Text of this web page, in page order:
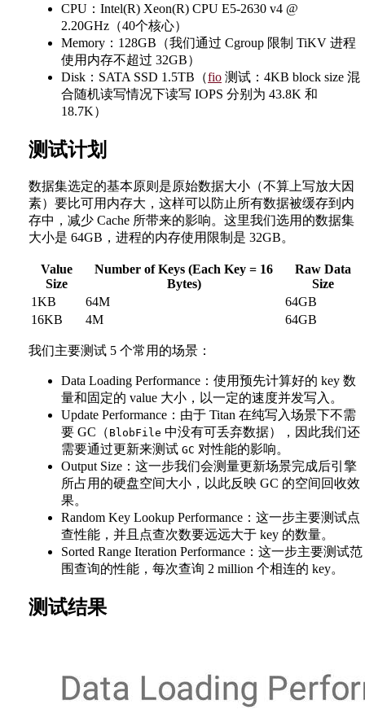
CPU：Intel(R) Xeon(R) CPU E5-2630 v4 @
2.20GHz（40个核心）
Memory：128GB（我们通过 Cgroup 限制 TiKV 进程
使用内存不超过 32GB）
Disk：SATA SSD 1.5TB（fio 测试：4KB block size 混
合随机读写情况下读写 IOPS 分别为 43.8K 和
18.7K）
测试计划
数据集选定的基本原则是原始数据大小（不算上写放大因
素）要比可用内存大，这样可以防止所有数据被缓存到内
存中，减少 Cache 所带来的影响。这里我们选用的数据集
大小是 64GB，进程的内存使用限制是 32GB。
Value
Size
Number of Keys (Each Key = 16
Bytes)
Raw Data
Size
1KB
64M
64GB
16KB
4M 64GB
我们主要测试 5 个常用的场景：
Data Loading Performance：使用预先计算好的 key 数
量和固定的 value 大小，以一定的速度并发写入。
Update Performance：由于 Titan 在纯写入场景下不需
要 GC（ BlobFile 中没有可丢弃数据），因此我们还
需要通过更新来测试 GC 对性能的影响。
Output Size：这一步我们会测量更新场景完成后引擎
所占用的硬盘空间大小，以此反映 GC 的空间回收效
果。
Random Key Lookup Performance：这一步主要测试点
查性能，并且点查次数要远远大于 key 的数量。
Sorted Range Iteration Performance：这一步主要测试范
围查询的性能，每次查询 2 million 个相连的 key。
测试结果